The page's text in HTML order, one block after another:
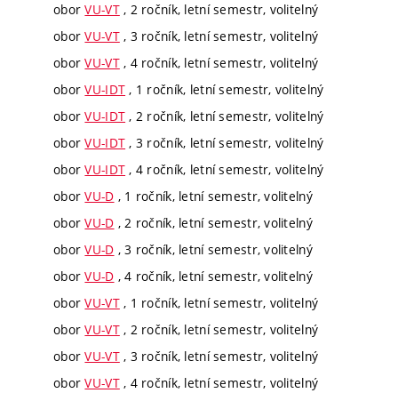
oborVU-VT, 2 ročník, letní semestr, volitelný
oborVU-VT, 3 ročník, letní semestr, volitelný
oborVU-VT, 4 ročník, letní semestr, volitelný
oborVU-IDT , 1 ročník, letní semestr, volitelný
oborVU-IDT , 2 ročník, letní semestr, volitelný
oborVU-IDT , 3 ročník, letní semestr, volitelný
oborVU-IDT , 4 ročník, letní semestr, volitelný
oborVU-D , 1 ročník, letní semestr, volitelný
oborVU-D , 2 ročník, letní semestr, volitelný
oborVU-D , 3 ročník, letní semestr, volitelný
oborVU-D , 4 ročník, letní semestr, volitelný
oborVU-VT, 1 ročník, letní semestr, volitelný
oborVU-VT, 2 ročník, letní semestr, volitelný
oborVU-VT, 3 ročník, letní semestr, volitelný
oborVU-VT, 4 ročník, letní semestr, volitelný